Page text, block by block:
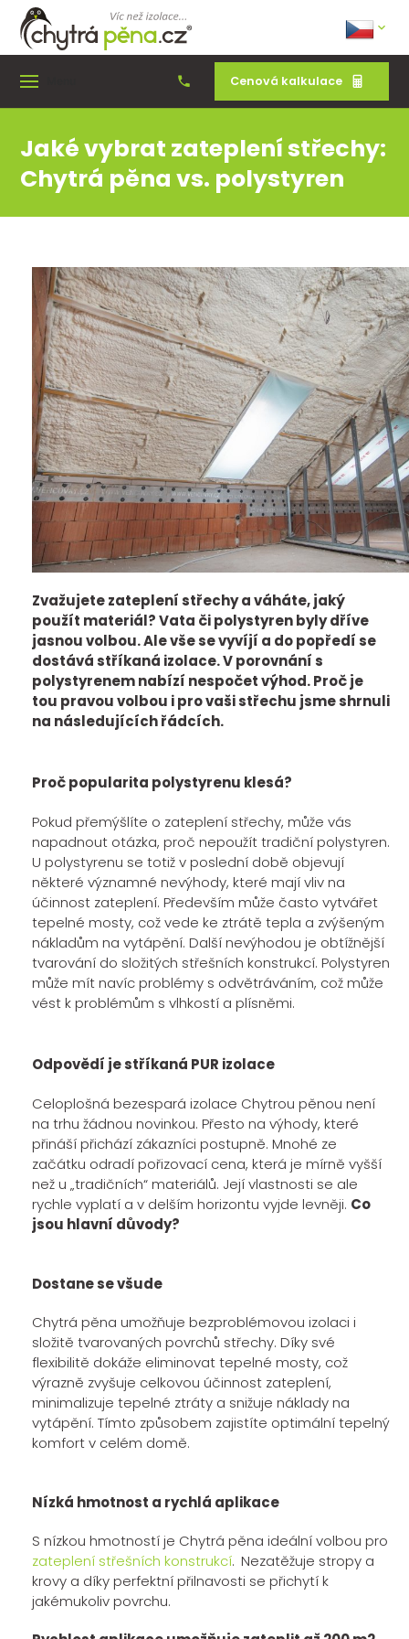
Cenová kalkulace
Jaké vybrat zateplení střechy:
Chytrá pěna vs. polystyren
Zvažujete zateplení střechy a váháte, jaký
použít materiál? Vata či polystyren byly dříve
jasnou volbou. Ale vše se vyvíjí a do popředí se
dostává stříkaná izolace. V porovnání s
polystyrenem nabízí nespočet výhod. Proč je
tou pravou volbou i pro vaši střechu jsme shrnuli
na následujících řádcích.
Proč popularita polystyrenu klesá?
Pokud přemýšlíte o zateplení střechy, může vás
napadnout otázka, proč nepoužít tradiční polystyren.
U polystyrenu se totiž v poslední době objevují
některé významné nevýhody, které mají vliv na
účinnost zateplení. Především může často vytvářet
tepelné mosty, což vede ke ztrátě tepla a zvýšeným
nákladům na vytápění. Další nevýhodou je obtížnější
tvarování do složitých střešních konstrukcí. Polystyren
může mít navíc problémy s odvětráváním, což může
vést k problémům s vlhkostí a plísněmi.
Odpovědí je stříkaná PUR izolace
Celoplošná bezespará izolace Chytrou pěnou není
na trhu žádnou novinkou. Přesto na výhody, které
přináší přichází zákazníci postupně. Mnohé ze
začátku odradí pořizovací cena, která je mírně vyšší
než u „tradičních“ materiálů. Její vlastnosti se ale
rychle vyplatí a v delším horizontu vyjde levněji. Co
jsou hlavní důvody?
Dostane se všude
Chytrá pěna umožňuje bezproblémovou izolaci i
složitě tvarovaných povrchů střechy. Díky své
flexibilitě dokáže eliminovat tepelné mosty, což
výrazně zvyšuje celkovou účinnost zateplení,
minimalizuje tepelné ztráty a snižuje náklady na
vytápění. Tímto způsobem zajistíte optimální tepelný
komfort v celém domě.
Nízká hmotnost a rychlá aplikace
S nízkou hmotností je Chytrá pěna ideální volbou pro
zateplení střešních konstrukcí. Nezatěžuje stropy a
krovy a díky perfektní přilnavosti se přichytí k
jakémukoliv povrchu.